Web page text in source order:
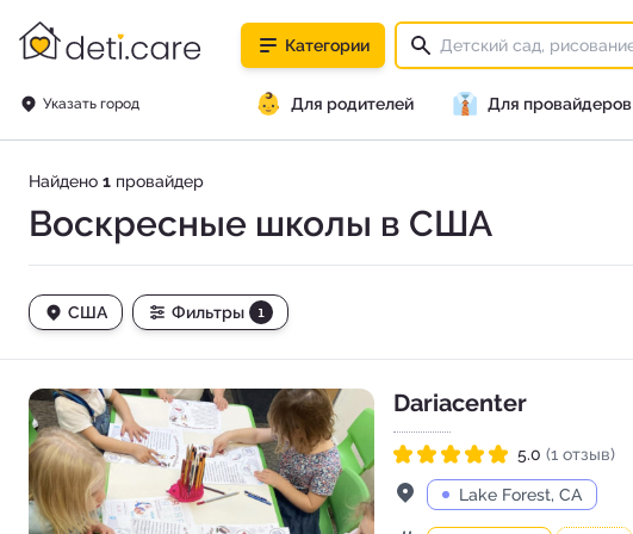
deti.care
Категории
Указать город 👶 Для родителей 👔 Для провайдеров
Найдено 1 провайдер
Воскресные школы в США
США Фильтры 1
Dariacenter
5.0 (1 отзыв)
Адрес
Lake Forest, CA